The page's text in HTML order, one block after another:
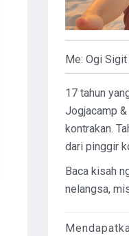
Me: Ogi Sigit
17 tahun
Jogjacamp
kontrakan.
dari pinggir
Baca kisah
nelangsa,